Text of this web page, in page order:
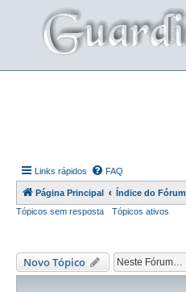
Links rápidos FAQ
Página Principal
Índice do Fórum
Tópicos sem resposta
Tópicos ativos
Novo Tópico